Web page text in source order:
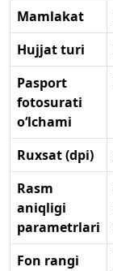
Mamlakat
Hujjat turi
Pasport
fotosurati
o‘lchami
Ruxsat (dpi)
Rasm
aniqligi
parametrlari
Fon rangi